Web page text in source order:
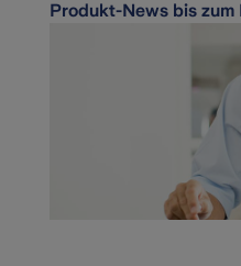
Produkt-News bis